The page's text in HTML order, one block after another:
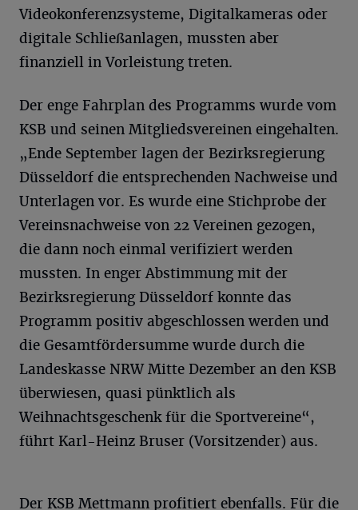
Videokonferenzsysteme, Digitalkameras oder
digitale Schließanlagen, mussten aber
finanziell in Vorleistung treten.
Der enge Fahrplan des Programms wurde vom
KSB und seinen Mitgliedsvereinen eingehalten.
„Ende September lagen der Bezirksregierung
Düsseldorf die entsprechenden Nachweise und
Unterlagen vor. Es wurde eine Stichprobe der
Vereinsnachweise von 22 Vereinen gezogen,
die dann noch einmal verifiziert werden
mussten. In enger Abstimmung mit der
Bezirksregierung Düsseldorf konnte das
Programm positiv abgeschlossen werden und
die Gesamtfördersumme wurde durch die
Landeskasse NRW Mitte Dezember an den KSB
überwiesen, quasi pünktlich als
Weihnachtsgeschenk für die Sportvereine“,
führt Karl-Heinz Bruser (Vorsitzender) aus.
Der KSB Mettmann profitiert ebenfalls. Für die